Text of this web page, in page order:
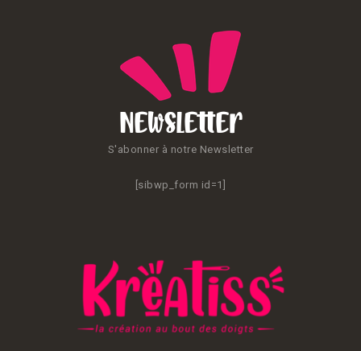
Newsletter
S'abonner à notre Newsletter
[sibwp_form id=1]